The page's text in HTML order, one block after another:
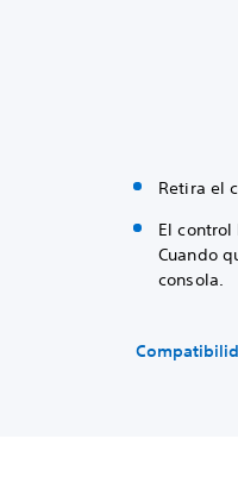
Retira el
El control
Cuando
consola.